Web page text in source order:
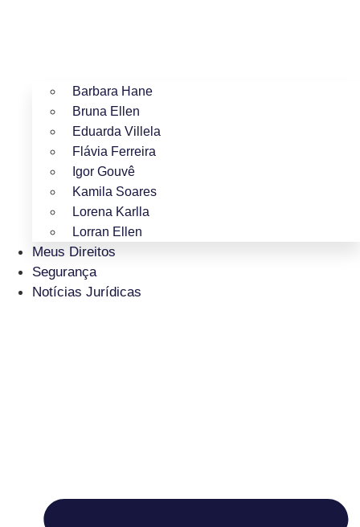
Barbara Hane
Bruna Ellen
Eduarda Villela
Flávia Ferreira
Igor Gouvê
Kamila Soares
Lorena Karlla
Lorran Ellen
Meus Direitos
Segurança
Notícias Jurídicas